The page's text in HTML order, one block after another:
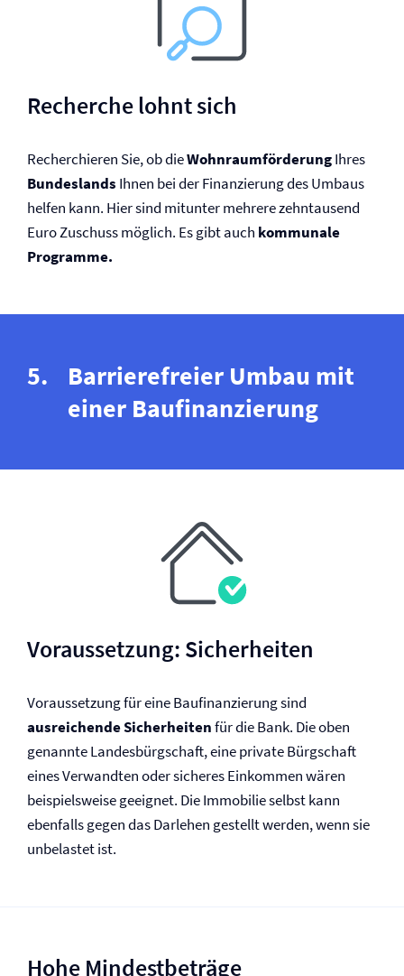
Recherche lohnt sich
Recherchieren Sie, ob dieWohnraumförderungIhres
Bundeslands Ihnen bei der Finanzierung des Umbaus
helfen kann. Hier sind mitunter mehrere zehntausend
Euro Zuschuss möglich. Es gibt auch kommunale
Programme.
Barrierefreier Umbau mit
einer Baufinanzierung
Voraussetzung: Sicherheiten
Voraussetzung für eine Baufinanzierung sind
ausreichende Sicherheitenfür die Bank. Die oben
genannte Landesbürgschaft, eine private Bürgschaft
eines Verwandten oder sicheres Einkommen wären
beispielsweise geeignet. Die Immobilie selbst kann
ebenfalls gegen das Darlehen gestellt werden, wenn sie
unbelastet ist.
Hohe Mindestbeträge